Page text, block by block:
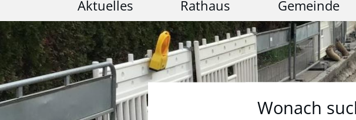
Aktuelles Rathaus Gemeinde